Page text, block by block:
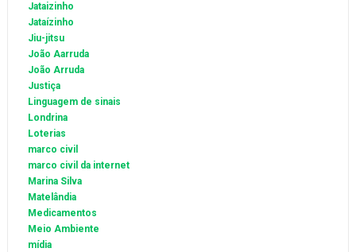
Jataizinho
Jataízinho
Jiu-jitsu
João Aarruda
João Arruda
Justiça
Linguagem de sinais
Londrina
Loterias
marco civil
marco civil da internet
Marina Silva
Matelândia
Medicamentos
Meio Ambiente
mídia